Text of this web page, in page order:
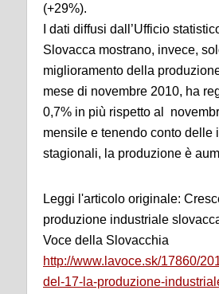
(+29%).
I dati diffusi dall’Ufficio
Slovacca mostrano, invece,
miglioramento della
mese di novembre 2010, ha
0,7% in più rispetto al
mensile e tenendo conto delle
stagionali, la produzione è
Leggi l'articolo originale:
produzione industriale
Voce della Slovacchia
http://www.lavoce.sk/17860/
del-17-la-produzione-